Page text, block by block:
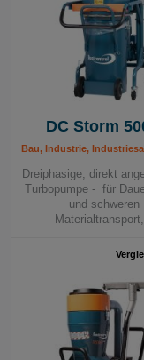
Langfristige
kann
der Arbeitnehmer
Krankheiten und
Arbeitsumfeld
Produktivität.
Die Botschaft ist
Option. Es ist
DC Storm
Bau, Industrie,
Dreiphasige, direkt
Turbopumpe - für
und schweren